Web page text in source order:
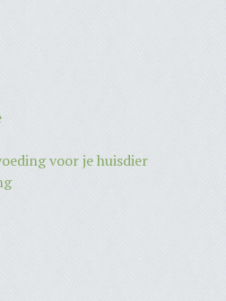
voor je huisdier